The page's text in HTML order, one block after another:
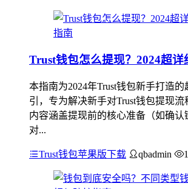
Trust钱包怎么提现？2024超
本指南为2024年Trust钱包新手打造
引，专为解决新手对Trust钱包提现流
内容涵盖提现前的核心准备（如确认
对...
Trust钱包苹果版下载 qbadmin